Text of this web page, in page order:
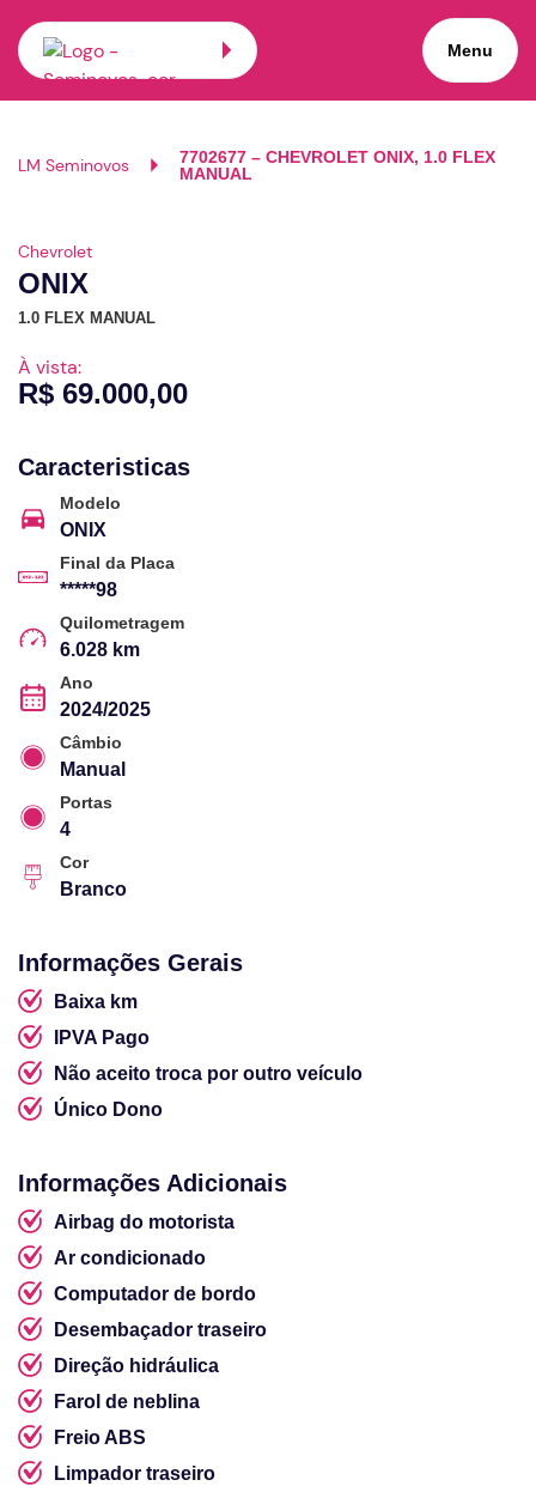
Menu
LM Seminovos
7702677 – CHEVROLET ONIX, 1.0 FLEX
MANUAL
Ver 360º
Chevrolet
ONIX
1.0 FLEX MANUAL
À vista:
R$ 69.000,00
Caracteristicas
Modelo
ONIX
Final da Placa
*****98
Quilometragem
6.028 km
Ano
2024/2025
Câmbio
Manual
Portas
4
Cor
Branco
Informações Gerais
Baixa km
IPVA Pago
Não aceito troca por outro veículo
Único Dono
Informações Adicionais
Airbag do motorista
Ar condicionado
Computador de bordo
Desembaçador traseiro
Direção hidráulica
Farol de neblina
Freio ABS
Limpador traseiro